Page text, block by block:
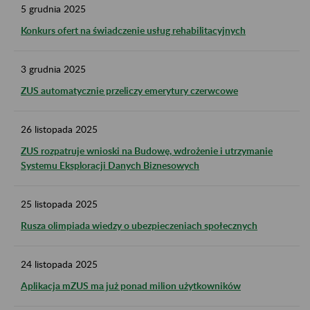
5 grudnia 2025
Konkurs ofert na świadczenie usług rehabilitacyjnych
3 grudnia 2025
ZUS automatycznie przeliczy emerytury czerwcowe
26 listopada 2025
ZUS rozpatruje wnioski na Budowę, wdrożenie i utrzymanie
Systemu Eksploracji Danych Biznesowych
25 listopada 2025
Rusza olimpiada wiedzy o ubezpieczeniach społecznych
24 listopada 2025
Aplikacja mZUS ma już ponad milion użytkowników